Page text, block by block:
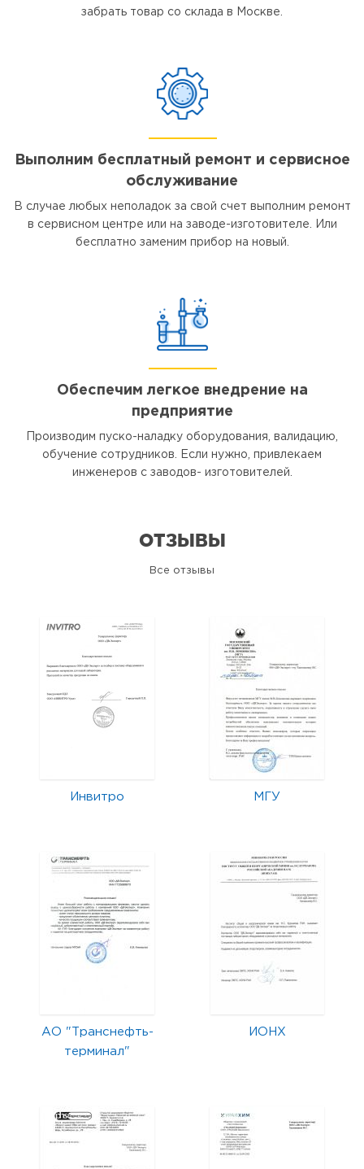
забрать товар со склада в Москве.
Выполним бесплатный ремонт и сервисное
обслуживание
В случае любых неполадок за свой счет выполним ремонт
в сервисном центре или на заводе-изготовителе. Или
бесплатно заменим прибор на новый.
Обеспечим легкое внедрение на
предприятие
Производим пуско-наладку оборудования, валидацию,
обучение сотрудников. Если нужно, привлекаем
инженеров с заводов- изготовителей.
ОТЗЫВЫ
Все отзывы
Инвитро МГУ
АО "Транснефть-
терминал"
ИОНХ